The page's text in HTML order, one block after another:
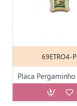
69ETRO4-P